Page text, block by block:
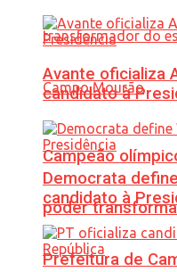
Campeão
poder
Prefeitura de
Avante oficializa
candidato à
Democrata
candidato à